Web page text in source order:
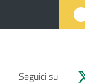
Seguici su